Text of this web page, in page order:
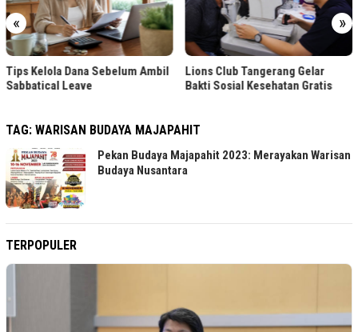
« »
Tips Kelola Dana Sebelum Ambil
Sabbatical Leave
Lions Club Tangerang Gelar
Bakti Sosial Kesehatan Gratis
TAG: WARISAN BUDAYA MAJAPAHIT
Pekan Budaya Majapahit 2023: Merayakan Warisan
Budaya Nusantara
TERPOPULER